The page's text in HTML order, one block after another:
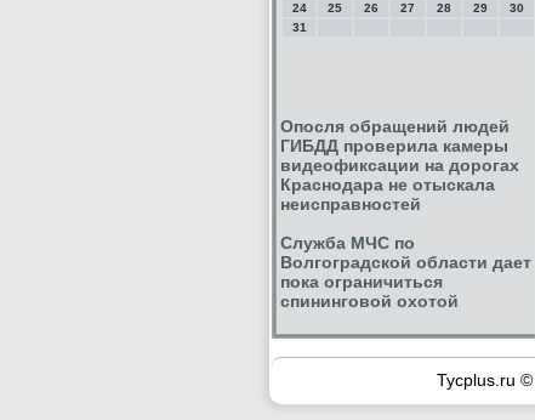
24
25 26 27 28 29
30
31
Опосля обращений людей
ГИБДД проверила камеры
видеофиксации на дорогах
Краснодара не отыскала
неисправностей
Служба МЧС по
Волгоградской области дает
пока ограничиться
спининговой охотой
Tycplus.ru ©